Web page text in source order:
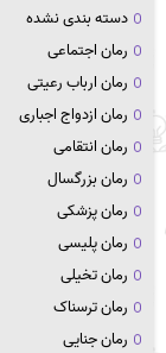
دسته بندی نشده
رمان اجتماعی
رمان ارباب رعیتی
رمان ازدواج اجباری
رمان انتقامی
رمان بزرگسال
رمان پزشکی
رمان پلیسی
رمان تخیلی
رمان ترسناک
رمان جنایی